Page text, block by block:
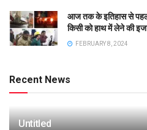
आज तक के इतिहास से
किसी को हाथ में लेने की
FEBRUARY 8, 2024
Recent News
Untitled